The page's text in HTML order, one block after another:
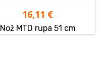
16,11 €
Nož MTD rupa 51 cm